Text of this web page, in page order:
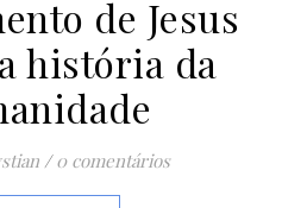
de Jesus
história da
/ 0 comentários